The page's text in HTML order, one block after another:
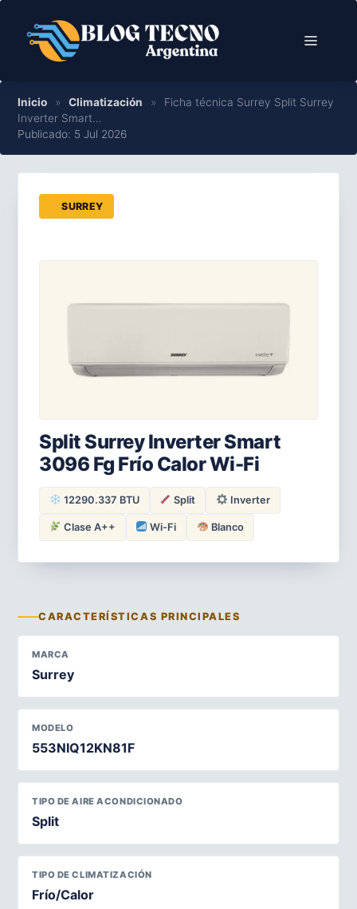
contenido
Menú
Inicio » Climatización »
Ficha técnica Surrey Split Surrey
Inverter Smart…
Publicado: 5 Jul 2026
SURREY
Split Surrey Inverter Smart
3096 Fg Frío Calor Wi-Fi
12290.337 BTU Split Inverter
Clase A++ Wi-Fi Blanco
CARACTERÍSTICAS PRINCIPALES
MARCA
Surrey
MODELO
553NIQ12KN81F
TIPO DE AIRE ACONDICIONADO
Split
TIPO DE CLIMATIZACIÓN
Frío/Calor